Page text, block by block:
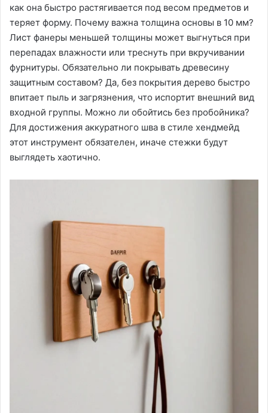
как она быстро растягивается под весом предметов и
теряет форму. Почему важна толщина основы в 10 мм?
Лист фанеры меньшей толщины может выгнуться при
перепадах влажности или треснуть при вкручивании
фурнитуры. Обязательно ли покрывать древесину
защитным составом? Да, без покрытия дерево быстро
впитает пыль и загрязнения, что испортит внешний вид
входной группы. Можно ли обойтись без пробойника?
Для достижения аккуратного шва в стиле хендмейд
этот инструмент обязателен, иначе стежки будут
выглядеть хаотично.